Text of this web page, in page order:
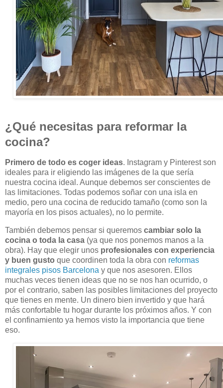
¿Qué necesitas para reformar la
cocina?
Primero de todo es coger ideas. Instagram y Pinterest son
ideales para ir eligiendo las imágenes de la que sería
nuestra cocina ideal. Aunque debemos ser conscientes de
las limitaciones. Todas podemos soñar con una isla en
medio, pero una cocina de reducido tamaño (como son la
mayoría en los pisos actuales), no lo permite.
También debemos pensar si queremos cambiar solo la
cocina o toda la casa (ya que nos ponemos manos a la
obra). Hay que elegir unos profesionales con experiencia
y buen gusto que coordinen toda la obra con reformas
integrales pisos Barcelona y que nos asesoren. Ellos
muchas veces tienen ideas que no se nos han ocurrido, o
por el contrario, saben las posibles limitaciones del proyecto
que tienes en mente. Un dinero bien invertido y que hará
más confortable tu hogar durante los próximos años. Y con
el confinamiento ya hemos visto la importancia que tiene
eso.